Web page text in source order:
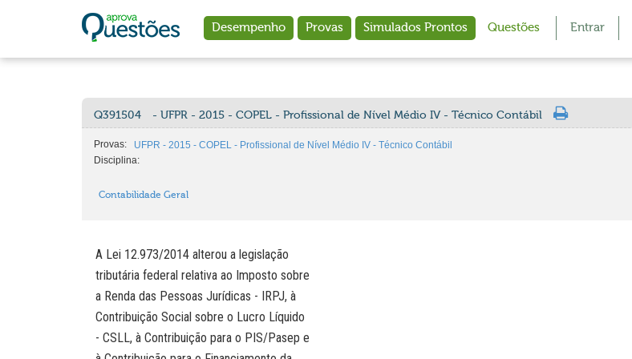
Desempenho Provas Simulados Prontos Questões Entrar
Q391504 - UFPR - 2015 - COPEL - Profissional de Nível Médio IV - Técnico Contábil
Provas:
UFPR - 2015 - COPEL - Profissional de Nível Médio IV - Técnico Contábil
Disciplina:
Contabilidade Geral
A Lei 12.973/2014 alterou a legislação
tributária federal relativa ao Imposto sobre
a Renda das Pessoas Jurídicas - IRPJ, à
Contribuição Social sobre o Lucro Líquido
- CSLL, à Contribuição para o PIS/Pasep e